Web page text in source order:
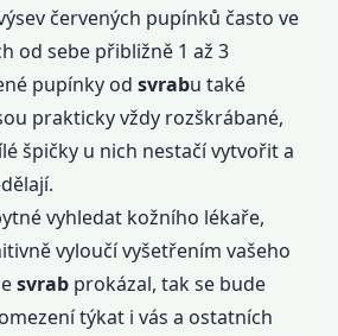
červených pupínků často ve
od sebe přibližně 1 až 3
pupínky odsvrabu také
prakticky vždy rozškrábané,
špičky u nich nestačí vytvořit a
vyhledat kožního lékaře,
vyloučí vyšetřením vašeho
svrab prokázal, tak se bude
týkat i vás a ostatních